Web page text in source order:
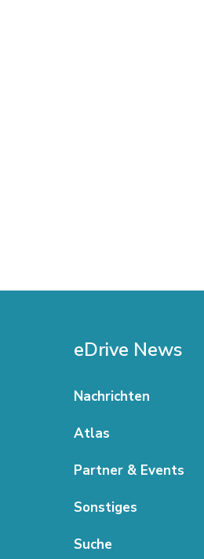
eDrive News
Nachrichten
Atlas
Partner & Events
Sonstiges
Suche